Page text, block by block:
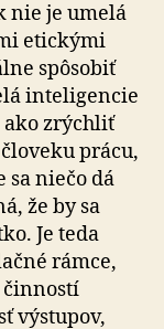
nie je umelá
etickými
spôsobiť
inteligencie
ako zrýchliť
prácu,
sa niečo dá
že by sa
Je teda
rámce,
činností
výstupov,